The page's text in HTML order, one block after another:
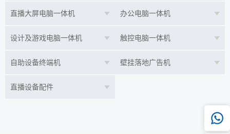
直播大屏电脑一体机 办公电脑一体机
设计及游戏电脑一体机 触控电脑一体机
自助设备终端机 壁挂落地广告机
直播设备配件